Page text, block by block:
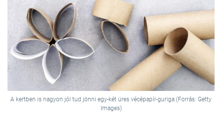
A kertben is nagyon jól tud jönni egy-két üres vécépapír-guriga (Forrás: Getty
Images)